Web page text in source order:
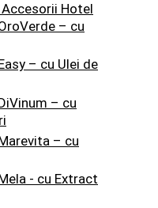
Hotel
– cu
– cu Ulei de
– cu
– cu
- cu Extract